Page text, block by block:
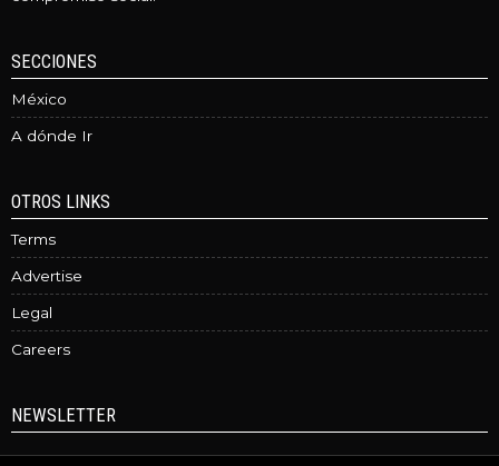
SECCIONES
México
A dónde Ir
OTROS LINKS
Terms
Advertise
Legal
Careers
NEWSLETTER